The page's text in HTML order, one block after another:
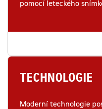
pomocí leteckého
TECHNOLOGIE
Moderní technologie